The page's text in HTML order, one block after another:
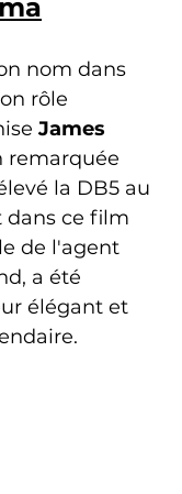
nom dans
rôle
James
remarquée
la DB5 au
dans ce film
de l'agent
a été
élégant et